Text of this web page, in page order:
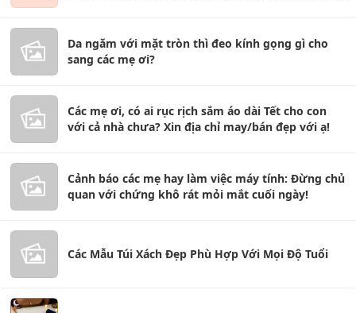
Da ngăm với mặt tròn thì đeo kính gọng gì cho
sang các mẹ ơi?
Các mẹ ơi, có ai rục rịch sắm áo dài Tết cho con
với cả nhà chưa? Xin địa chỉ may/bán đẹp với ạ!
Cảnh báo các mẹ hay làm việc máy tính: Đừng chủ
quan với chứng khô rát mỏi mắt cuối ngày!
Các Mẫu Túi Xách Đẹp Phù Hợp Với Mọi Độ Tuổi